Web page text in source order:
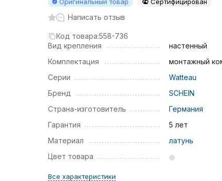
Написать отзыв
Код товара:558-736
Вид крепления
настенный
Комплектация
монтажный
Серии
Watteau
Бренд
SCHEIN
Страна-изготовитель
Германия
Гарантия
5 лет
Материал
латунь
Цвет товара
Все характеристики